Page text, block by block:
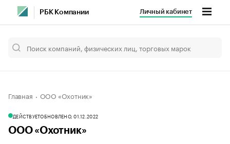
РБК Компании Личный кабинет
Главная ООО «Охотник»
ДЕЙСТВУЕТОБНОВЛЕНО, 01.12.2022
ООО «Охотник»